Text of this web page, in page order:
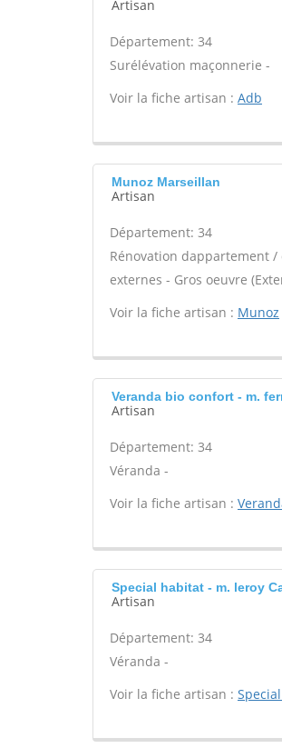
Artisan
Département: 34
Surélévation maçonnerie -
Voir la fiche artisan : Adb
Munoz Marseillan
Artisan
Département: 34
Rénovation dappartement
externes - Gros oeuvre
Voir la fiche artisan : Munoz
Veranda bio confort - m.
Artisan
Département: 34
Véranda -
Voir la fiche artisan :
Special habitat - m. leroy
Artisan
Département: 34
Véranda -
Voir la fiche artisan :